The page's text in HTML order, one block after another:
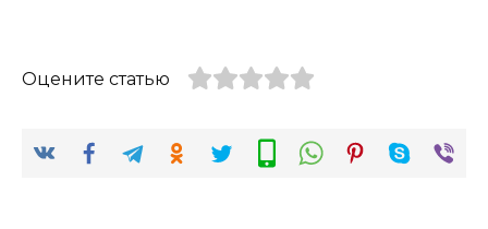
Оцените статью